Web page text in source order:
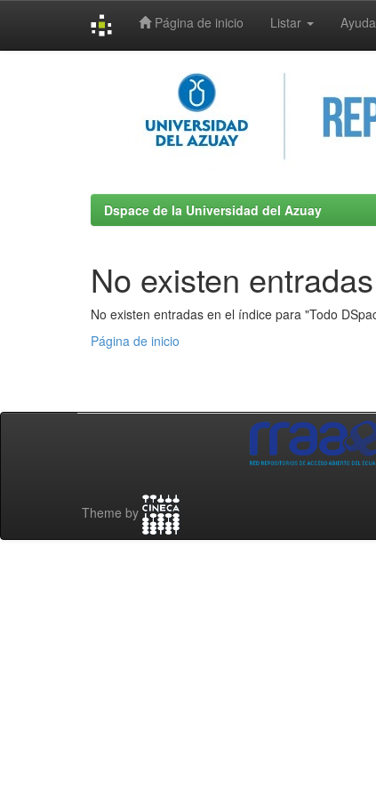
Página de inicio Listar Ayuda
Dspace de la Universidad del Azuay
No existen
No existen entradas en el índice para "Todo
Página de inicio
Theme by